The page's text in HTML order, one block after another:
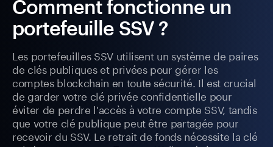
Comment fonctionne un
portefeuille SSV ?
Les portefeuilles SSV utilisent un système de paires
de clés publiques et privées pour gérer les
comptes blockchain en toute sécurité. Il est crucial
de garder votre clé privée confidentielle pour
éviter de perdre l'accès à votre compte SSV, tandis
que votre clé publique peut être partagée pour
recevoir du SSV. Le retrait de fonds nécessite la clé